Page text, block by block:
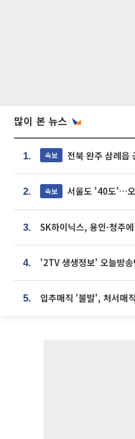
많이 본 뉴스
1. 속보 전북 완주 삼례읍
2. 속보 서울도 '40도'…
3.
4.
5. 입추매직 '불발', 처서매